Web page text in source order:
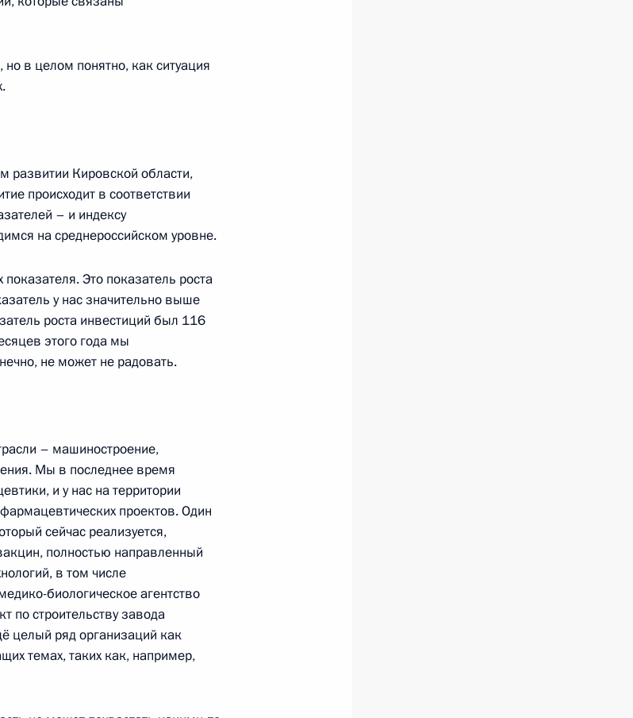
и Казахстана 14
Назарбаевым 2
органов
5
в целом понятно, как ситуация
развитии Кировской области,
происходит в соответствии
– и индексу
на среднероссийском уровне.
Это показатель роста
у нас значительно выше
роста инвестиций был 116
этого года мы
не может не радовать.
– машиностроение,
Мы в последнее время
и у нас на территории
проектов. Один
сейчас реализуется,
полностью направленный
в том числе
биологическое агентство
по строительству завода
целый ряд организаций как
темах, таких как, например,